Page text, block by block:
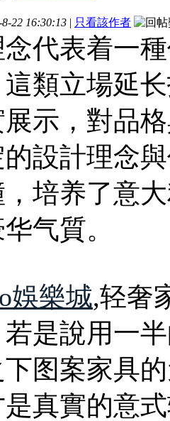
22 16:30:13 | 只看該作者
代表着一
類立場延
示，對品
設計理念
培养了意
气質。
娛樂城,轻奢
是說用一
图案家具
真實的意